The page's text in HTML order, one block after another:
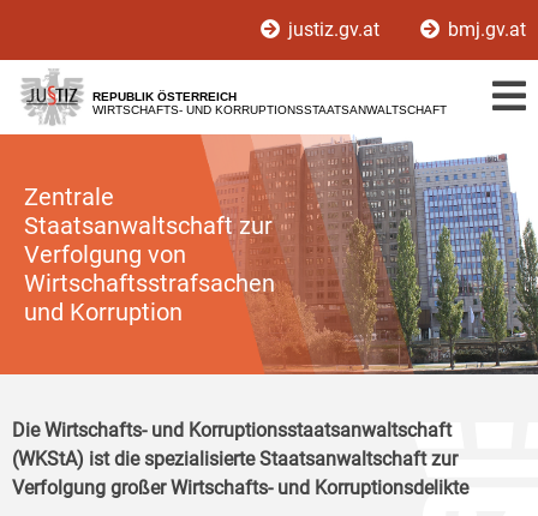
[1]
[2]
justiz.gv.at bmj.gv.at
REPUBLIK ÖSTERREICH
WIRTSCHAFTS- UND KORRUPTIONSSTAATSANWALTSCHAFT
Zentrale
Staatsanwaltschaft zur
Verfolgung von
Wirtschaftsstrafsachen
und Korruption
Die Wirtschafts- und Korruptionsstaatsanwaltschaft
(WKStA) ist die spezialisierte Staatsanwaltschaft zur
Verfolgung großer Wirtschafts- und Korruptionsdelikte